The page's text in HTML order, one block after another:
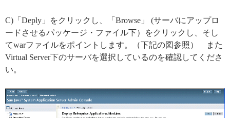
C)「Deply」をクリックし、「Browse」 (サーバにアップロ
ードさせるパッケージ・ファイル下）をクリックし、そし
てwarファイルをポイントします。（下記の図参照） また
Virtual Server下のサーバを選択しているのを確認してくださ
い。